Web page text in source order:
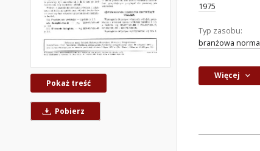
Pokaż treść
Pobierz
1975
Typ zasobu:
branżowa norma
Więcej